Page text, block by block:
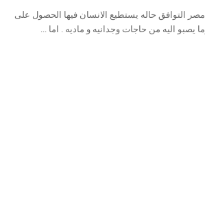
التوافق حاله يستطيع الانسان فيها الحصول على
يصبو اليه من حاجات وجدانيه و ماديه . اما ...